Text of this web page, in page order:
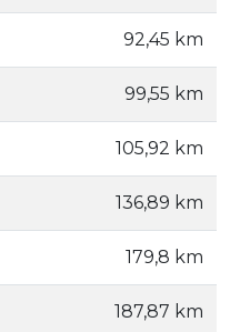
92,45 km
99,55 km
105,92 km
136,89 km
179,8 km
187,87 km